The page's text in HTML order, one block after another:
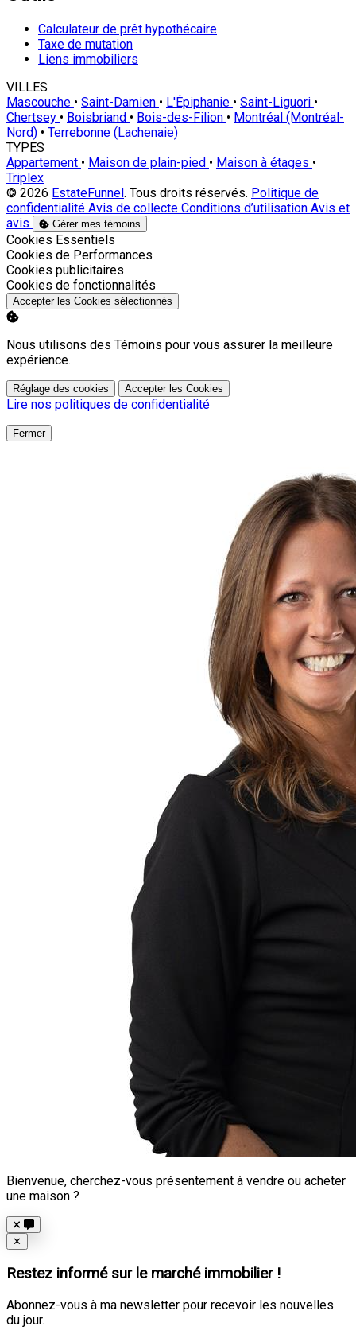
Calculateur de prêt hypothécaire
Taxe de mutation
Liens immobiliers
VILLES
Mascouche • Saint-Damien • L'Épiphanie • Saint-Liguori •
Chertsey • Boisbriand • Bois-des-Filion • Montréal (Montréal-
Nord) • Terrebonne (Lachenaie)
TYPES
Appartement • Maison de plain-pied • Maison à étages •
Triplex
© 2026 EstateFunnel . Tous droits réservés. Politique de
confidentialité Avis de collecte Conditions d’utilisation Avis et
avis
Gérer mes témoins
Activer
Cookies Essentiels
Activer
Cookies de Performances
Activer
Cookies publicitaires
Activer
Cookies de fonctionnalités
Accepter les Cookies sélectionnés
Nous utilisons des Témoins pour vous assurer la meilleure
expérience.
Réglage des cookies Accepter les Cookies
Lire nos politiques de confidentialité
Fermer
Bienvenue, cherchez-vous présentement à vendre ou acheter
une maison ?
Close
✕
Restez informé sur le marché immobilier !
Abonnez-vous à ma newsletter pour recevoir les nouvelles
du jour.